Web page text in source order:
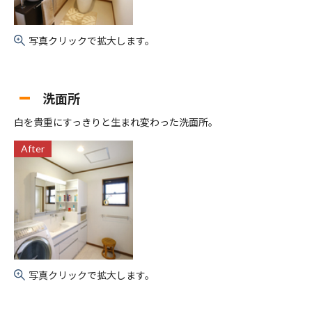
写真クリックで拡大します。
洗面所
白を貴重にすっきりと生まれ変わった洗面所。
After
写真クリックで拡大します。